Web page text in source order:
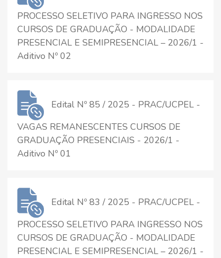
PROCESSO SELETIVO PARA INGRESSO NOS
CURSOS DE GRADUAÇÃO - MODALIDADE
PRESENCIAL E SEMIPRESENCIAL – 2026/1 -
Aditivo Nº 02
Edital Nº 85 / 2025 - PRAC/UCPEL -
VAGAS REMANESCENTES CURSOS DE
GRADUAÇÃO PRESENCIAIS - 2026/1 -
Aditivo Nº 01
Edital Nº 83 / 2025 - PRAC/UCPEL -
PROCESSO SELETIVO PARA INGRESSO NOS
CURSOS DE GRADUAÇÃO - MODALIDADE
PRESENCIAL E SEMIPRESENCIAL – 2026/1 -